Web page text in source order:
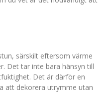
särskilt eftersom värme
Det tar inte bara hänsyn till
Det är därför en
att dekorera utrymme utan